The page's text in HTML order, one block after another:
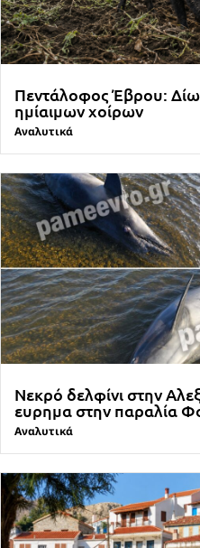
Πεντάλοφος Έβρου:
ημίαιμων χοίρων
Αναλυτικά
Νεκρό δελφίνι στην
ευρημα στην παραλία
Αναλυτικά